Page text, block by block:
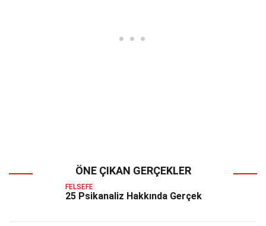
ÖNE ÇIKAN GERÇEKLER
FELSEFE
25 Psikanaliz Hakkında Gerçek